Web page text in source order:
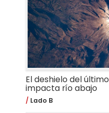
El deshielo del
impacta río abajo
Lado B